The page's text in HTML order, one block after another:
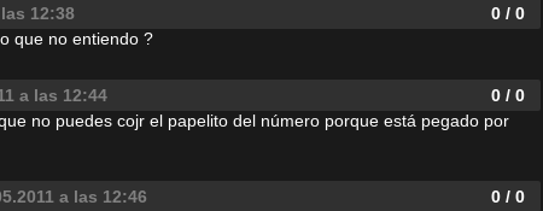
12:38
0 / 0
que no entiendo ?
a las 12:44
0 / 0
que no puedes cojr el papelito del número porque está pegado por
a las 12:46
0 / 0